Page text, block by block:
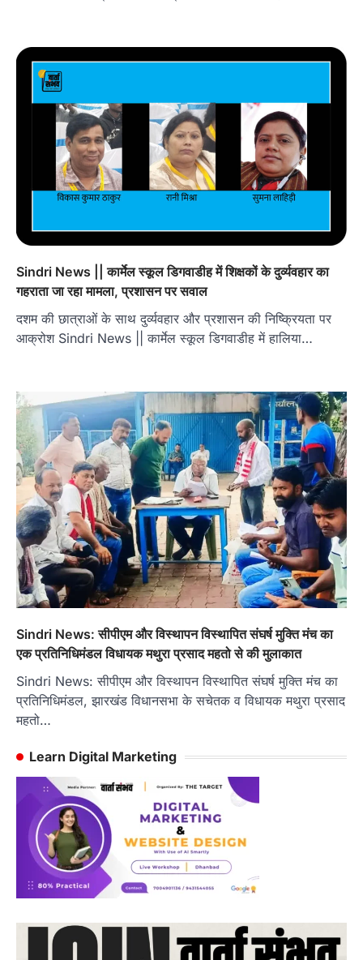
Sindri News || कार्मेल स्कूल डिगवाडीह में शिक्षकों के दुर्व्यवहार का
गहराता जा रहा मामला, प्रशासन पर सवाल
दशम की छात्राओं के साथ दुर्व्यवहार और प्रशासन की निष्क्रियता पर
आक्रोश Sindri News || कार्मेल स्कूल डिगवाडीह में हालिया…
Sindri News: सीपीएम और विस्थापन विस्थापित संघर्ष मुक्ति मंच का
एक प्रतिनिधिमंडल विधायक मथुरा प्रसाद महतो से की मुलाकात
Sindri News: सीपीएम और विस्थापन विस्थापित संघर्ष मुक्ति मंच का
प्रतिनिधिमंडल, झारखंड विधानसभा के सचेतक व विधायक मथुरा प्रसाद
महतो…
Learn Digital Marketing